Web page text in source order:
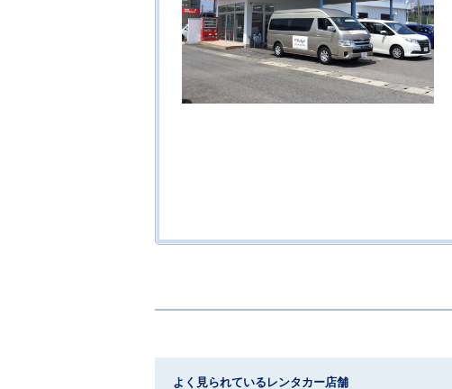
よく見られているレンタカー店舗